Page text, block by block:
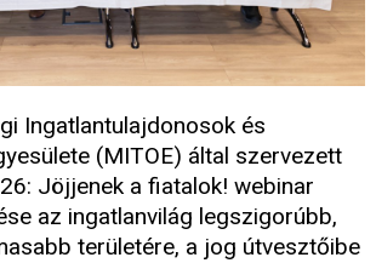
Ingatlantulajdonosok és
(MITOE) által szervezett
Jöjjenek a fiatalok! webinar
az ingatlanvilág legszigorúbb,
területére, a jog útvesztőibe